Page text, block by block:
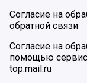
Согласие на
обратной связи
Согласие на
помощью
top.mail.ru